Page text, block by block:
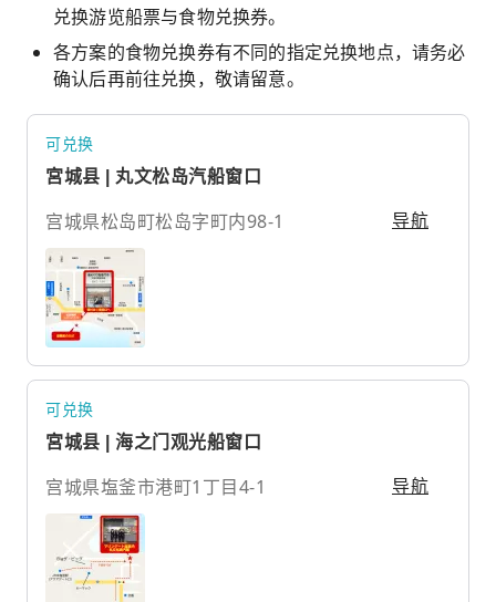
兑换游览船票与食物兑换券。
各方案的食物兑换券有不同的指定兑换地点，请务必
确认后再前往兑换，敬请留意。
可兑换
宮城县 | 丸文松岛汽船窗口
宫城県松岛町松岛字町内98-1 导航
可兑换
宮城县 | 海之门观光船窗口
宫城県塩釜市港町1丁目4-1 导航